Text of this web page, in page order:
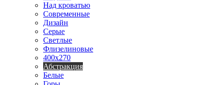
Над кроватью
Современные
Дизайн
Серые
Светлые
Флизелиновые
400х270
Абстракция
Белые